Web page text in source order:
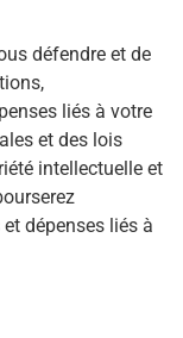
défendre et de
liés à votre
et des lois
intellectuelle et
dépenses liés à